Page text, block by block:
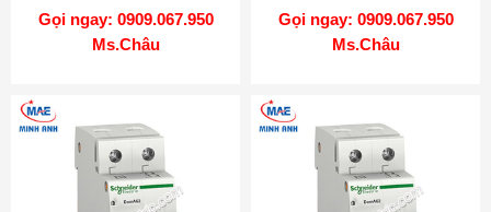
Gọi ngay: 0909.067.950
Ms.Châu
Gọi ngay: 0909.067.950
Ms.Châu